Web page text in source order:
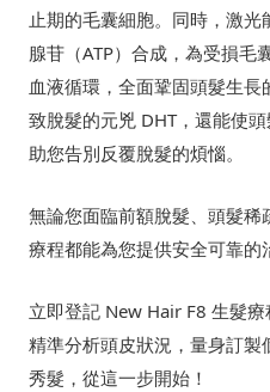
止期的毛囊細胞。同時，激
腺苷（ATP）合成，為受損毛
血液循環，全面鞏固頭髮生
致脫髮的元兇 DHT，還能使
助您告別反覆脫髮的煩惱。
無論您面臨前額脫髮、頭髮
療程都能為您提供安全可靠的
立即登記 New Hair F8 生髮
精準分析頭皮狀況，量身訂
秀髮，從這一步開始！